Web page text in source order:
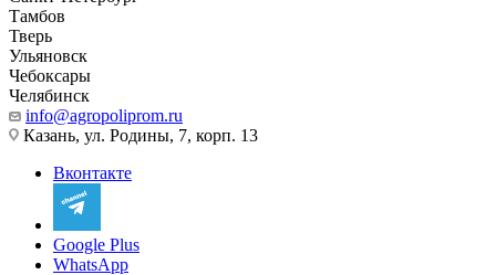
Тамбов
Тверь
Ульяновск
Чебоксары
Челябинск
info@agropoliprom.ru
Казань, ул. Родины, 7, корп. 13
Вконтакте
Google Plus
WhatsApp